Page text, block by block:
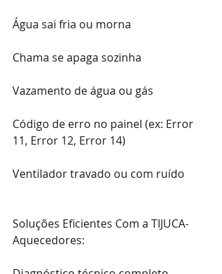
Água sai fria ou morna
Chama se apaga sozinha
Vazamento de água ou gás
Código de erro no painel (ex: Error
11, Error 12, Error 14)
Ventilador travado ou com ruído
Soluções Eficientes Com a TIJUCA-
Aquecedores: